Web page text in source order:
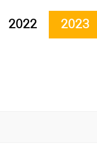
2022 2023